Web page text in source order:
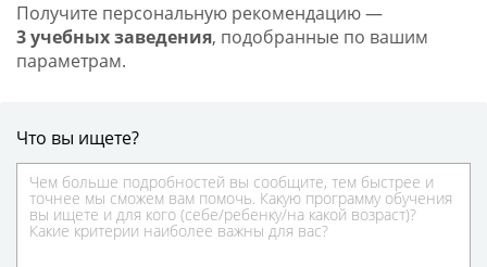
Получите персональную рекомендацию —
3 учебных заведения, подобранные по вашим
параметрам.
Что вы ищете?